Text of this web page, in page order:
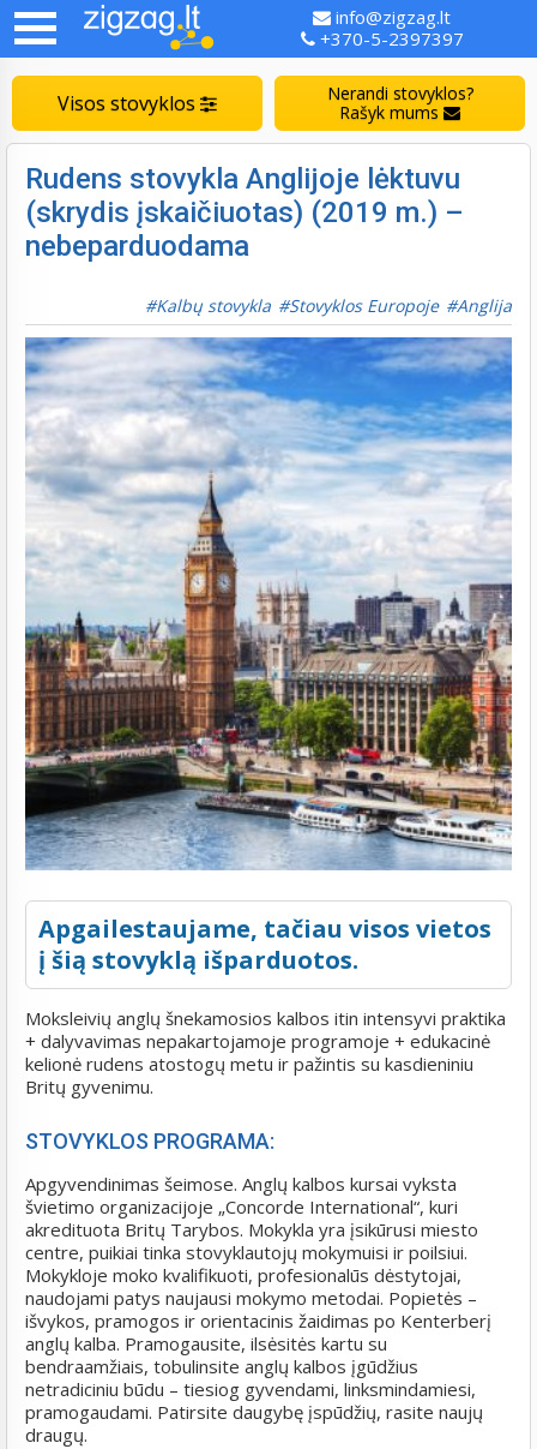
info@zigzag.lt
+370-5-2397397
Visos stovyklos
Nerandi stovyklos?
Rašyk mums
Rudens stovykla Anglijoje lėktuvu
(skrydis įskaičiuotas) (2019 m.) –
nebeparduodama
Kalbų stovykla Stovyklos Europoje Anglija
Apgailestaujame, tačiau visos vietos
į šią stovyklą išparduotos.
Moksleivių anglų šnekamosios kalbos itin intensyvi praktika
+ dalyvavimas nepakartojamoje programoje + edukacinė
kelionė rudens atostogų metu ir pažintis su kasdieniniu
Britų gyvenimu.
STOVYKLOS PROGRAMA:
Apgyvendinimas šeimose. Anglų kalbos kursai vyksta
švietimo organizacijoje „Concorde International“, kuri
akredituota Britų Tarybos. Mokykla yra įsikūrusi miesto
centre, puikiai tinka stovyklautojų mokymuisi ir poilsiui.
Mokykloje moko kvalifikuoti, profesionalūs dėstytojai,
naudojami patys naujausi mokymo metodai. Popietės –
išvykos, pramogos ir orientacinis žaidimas po Kenterberį
anglų kalba. Pramogausite, ilsėsitės kartu su
bendraamžiais, tobulinsite anglų kalbos įgūdžius
netradiciniu būdu – tiesiog gyvendami, linksmindamiesi,
pramogaudami. Patirsite daugybę įspūdžių, rasite naujų
draugų.